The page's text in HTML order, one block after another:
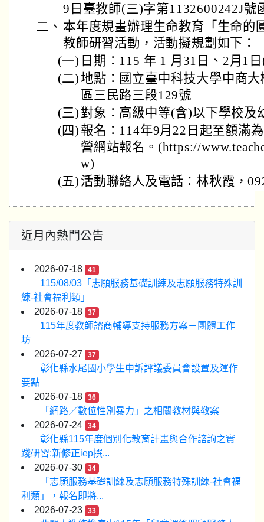
9日臺教師(三)字第1132600242J號
二、 本年度規畫辦理生命教育「生命的
教師研習活動，活動擬規劃如下：
(一) 日期：115 年 1 月31日、2月1
(二)地點：國立臺中科技大學中商
區三民路三段129號
(三) 對象：高級中等(含)以下學校及
(四) 報名：114年9月22日起至額滿
營網站報名。(https://
w)
(五) 活動聯絡人及電話：林秋霞，
近月內熱門公告
2026-07-18 41
115/08/03「志願服務基礎訓練及志願服務特殊訓
練-社會福利類」
2026-07-18
37
115年度教師諮商輔導支持服務方案－團體工作
坊
2026-07-27
37
彰化縣水尾國小學生申訴評議委員會設置及運作
要點
2026-07-18
36
「網路／數位性別暴力」之相關教材與教案
2026-07-24
34
彰化縣115年度個別化教育計畫與合作諮詢之實
踐研習:新修正iep撰...
2026-07-30
34
「志願服務基礎訓練及志願服務特殊訓練-社會福
利類」，報名即將...
2026-07-23
33